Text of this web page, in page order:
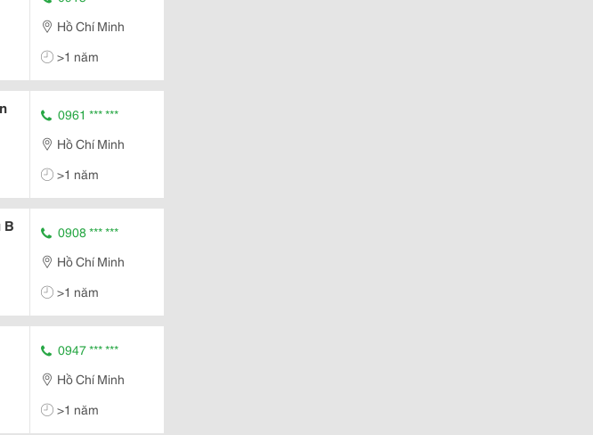
Hồ Chí Minh
>1 năm
0961 *** ***
Hồ Chí Minh
>1 năm
B
0908 *** ***
Hồ Chí Minh
>1 năm
0947 *** ***
Hồ Chí Minh
>1 năm